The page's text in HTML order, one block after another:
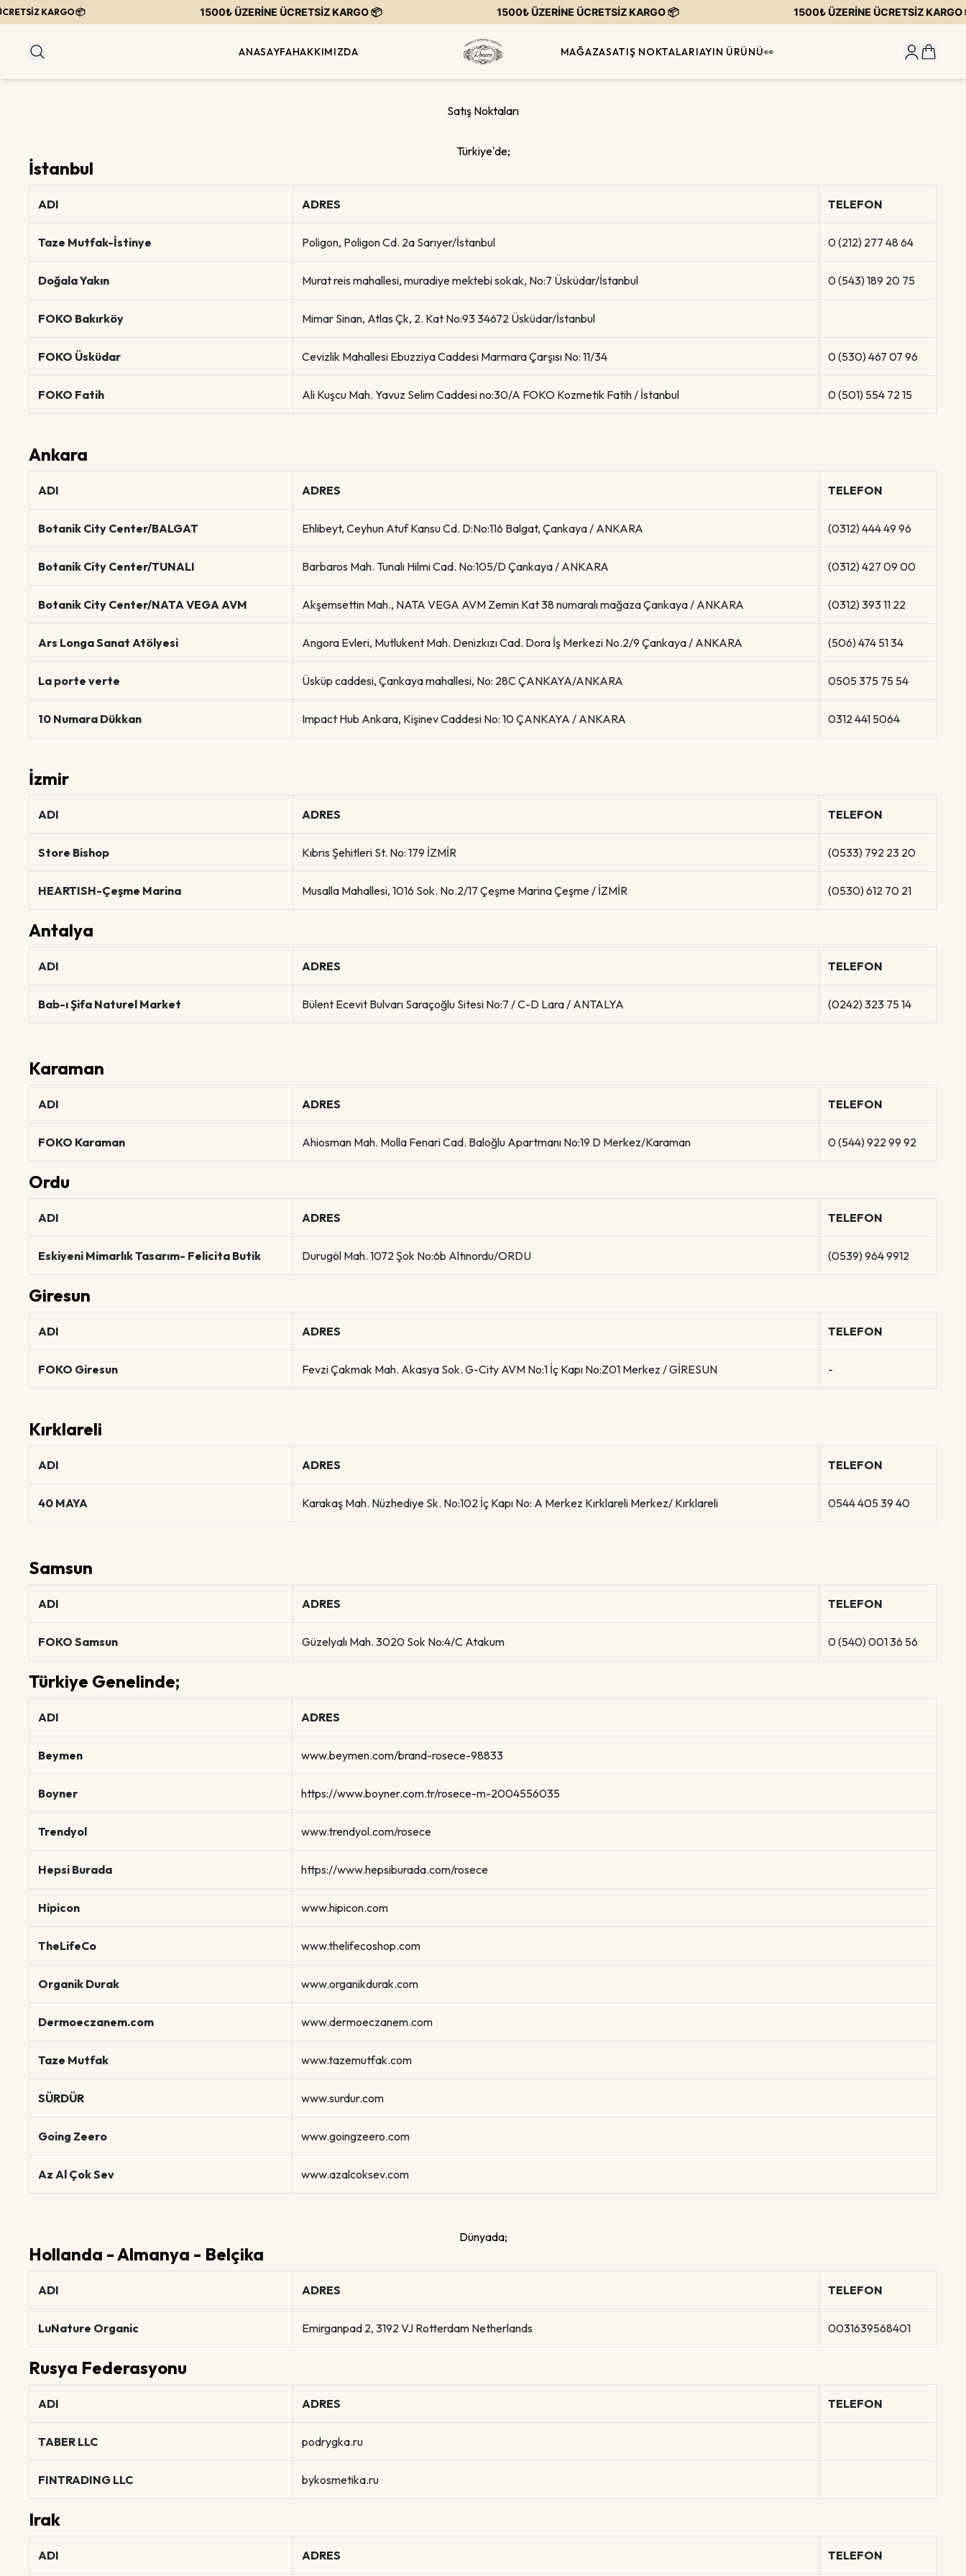
KARGO 📦 1500₺ ÜZERİNE ÜCRETSİZ KARGO 📦 1500₺ ÜZERİNE ÜCRETSİZ KARGO 📦 1500₺ ÜZERİNE ÜCRETSİZ KARGO 📦
ANASAYFAHAKKIMIZDA MAĞAZASATIŞ NOKTALARIAYIN ÜRÜNÜ👀
Satış Noktaları
Türkiye'de;
İstanbul
ADI ADRES TELEFON
Taze Mutfak-İstinye Poligon, Poligon Cd. 2a Sarıyer/İstanbul 0 (212) 277 48 64
Doğala Yakın Murat reis mahallesi, muradiye mektebi sokak, No:7 Üsküdar/İstanbul 0 (543) 189 20 75
FOKO Bakırköy Mimar Sinan, Atlas Çk, 2. Kat No:93 34672 Üsküdar/İstanbul
FOKO Üsküdar Cevizlik Mahallesi Ebuzziya Caddesi Marmara Çarşısı No: 11/34 0 (530) 467 07 96
FOKO Fatih Ali Kuşcu Mah. Yavuz Selim Caddesi no:30/A FOKO Kozmetik Fatih / İstanbul 0 (501) 554 72 15
Ankara
ADI ADRES TELEFON
Botanik City Center/BALGAT Ehlibeyt, Ceyhun Atuf Kansu Cd. D:No:116 Balgat, Çankaya / ANKARA (0312) 444 49 96
Botanik City Center/TUNALI Barbaros Mah. Tunalı Hilmi Cad. No:105/D Çankaya / ANKARA (0312) 427 09 00
Botanik City Center/NATA VEGA AVM Akşemsettin Mah., NATA VEGA AVM Zemin Kat 38 numaralı mağaza Çankaya / ANKARA (0312) 393 11 22
Ars Longa Sanat Atölyesi Angora Evleri, Mutlukent Mah. Denizkızı Cad. Dora İş Merkezi No.2/9 Çankaya / ANKARA (506) 474 51 34
La porte verte Üsküp caddesi, Çankaya mahallesi, No: 28C ÇANKAYA/ANKARA 0505 375 75 54
10 Numara Dükkan Impact Hub Ankara, Kişinev Caddesi No: 10 ÇANKAYA / ANKARA 0312 441 5064
İzmir
ADI ADRES TELEFON
Store Bishop Kıbrıs Şehitleri St. No: 179 İZMİR (0533) 792 23 20
HEARTISH-Çeşme Marina Musalla Mahallesi, 1016 Sok. No.2/17 Çeşme Marina Çeşme / İZMİR (0530) 612 70 21
Antalya
ADI ADRES TELEFON
Bab-ı Şifa Naturel Market Bülent Ecevit Bulvarı Saraçoğlu Sitesi No:7 / C-D Lara / ANTALYA (0242) 323 75 14
Karaman
ADI ADRES TELEFON
FOKO Karaman Ahiosman Mah. Molla Fenari Cad. Baloğlu Apartmanı No:19 D Merkez/Karaman 0 (544) 922 99 92
Ordu
ADI ADRES TELEFON
Eskiyeni Mimarlık Tasarım- Felicita Butik Durugöl Mah. 1072 Şok No:6b Altınordu/ORDU (0539) 964 9912
Giresun
ADI ADRES TELEFON
FOKO Giresun Fevzi Çakmak Mah. Akasya Sok. G-City AVM No:1 İç Kapı No:Z01 Merkez / GİRESUN -
Kırklareli
ADI ADRES TELEFON
40 MAYA Karakaş Mah. Nüzhediye Sk. No:102 İç Kapı No: A Merkez Kırklareli Merkez/ Kırklareli 0544 405 39 40
Samsun
ADI ADRES TELEFON
FOKO Samsun Güzelyalı Mah. 3020 Sok No:4/C Atakum 0 (540) 001 36 56
Türkiye Genelinde;
ADI ADRES
Beymen www.beymen.com/brand-rosece-98833
Boyner https://www.boyner.com.tr/rosece-m-2004556035
Trendyol www.trendyol.com/rosece
Hepsi Burada https://www.hepsiburada.com/rosece
Hipicon www.hipicon.com
TheLifeCo www.thelifecoshop.com
Organik Durak www.organikdurak.com
Dermoeczanem.com www.dermoeczanem.com
Taze Mutfak www.tazemutfak.com
SÜRDÜR www.surdur.com
Going Zeero www.goingzeero.com
Az Al Çok Sev www.azalcoksev.com
Dünyada;
Hollanda - Almanya - Belçika
ADI ADRES TELEFON
LuNature Organic Emirganpad 2, 3192 VJ Rotterdam Netherlands 0031639568401
Rusya Federasyonu
ADI ADRES TELEFON
TABER LLC podrygka.ru
FINTRADING LLC bykosmetika.ru
Irak
ADI ADRES TELEFON